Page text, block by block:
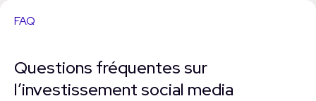
FAQ
Questions fréquentes sur
l’investissement social media